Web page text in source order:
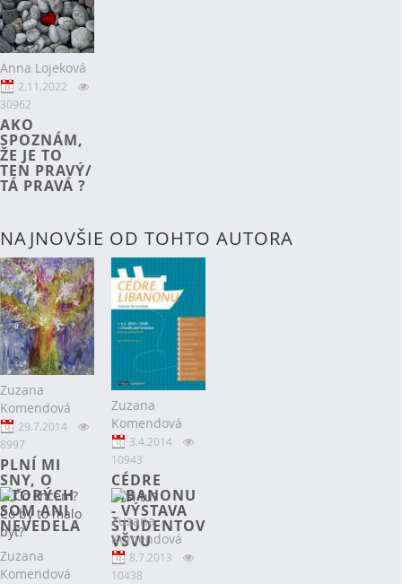
Anna Lojeková
2.11.2022
30962
AKO
SPOZNÁM,
ŽE JE TO
TEN PRAVÝ/
TÁ PRAVÁ ?
NAJNOVŠIE OD TOHTO AUTORA
Zuzana
Komendová
29.7.2014
8997
PLNÍ MI
SNY, O
KTORÝCH
SOM ANI
NEVEDELA
Zuzana
Komendová
3.4.2014
10943
CÉDRE
LIBANONU
- VÝSTAVA
ŠTUDENTOV
VŠVU
Zuzana
Komendová
Zuzana
Komendová
8.7.2013
10438